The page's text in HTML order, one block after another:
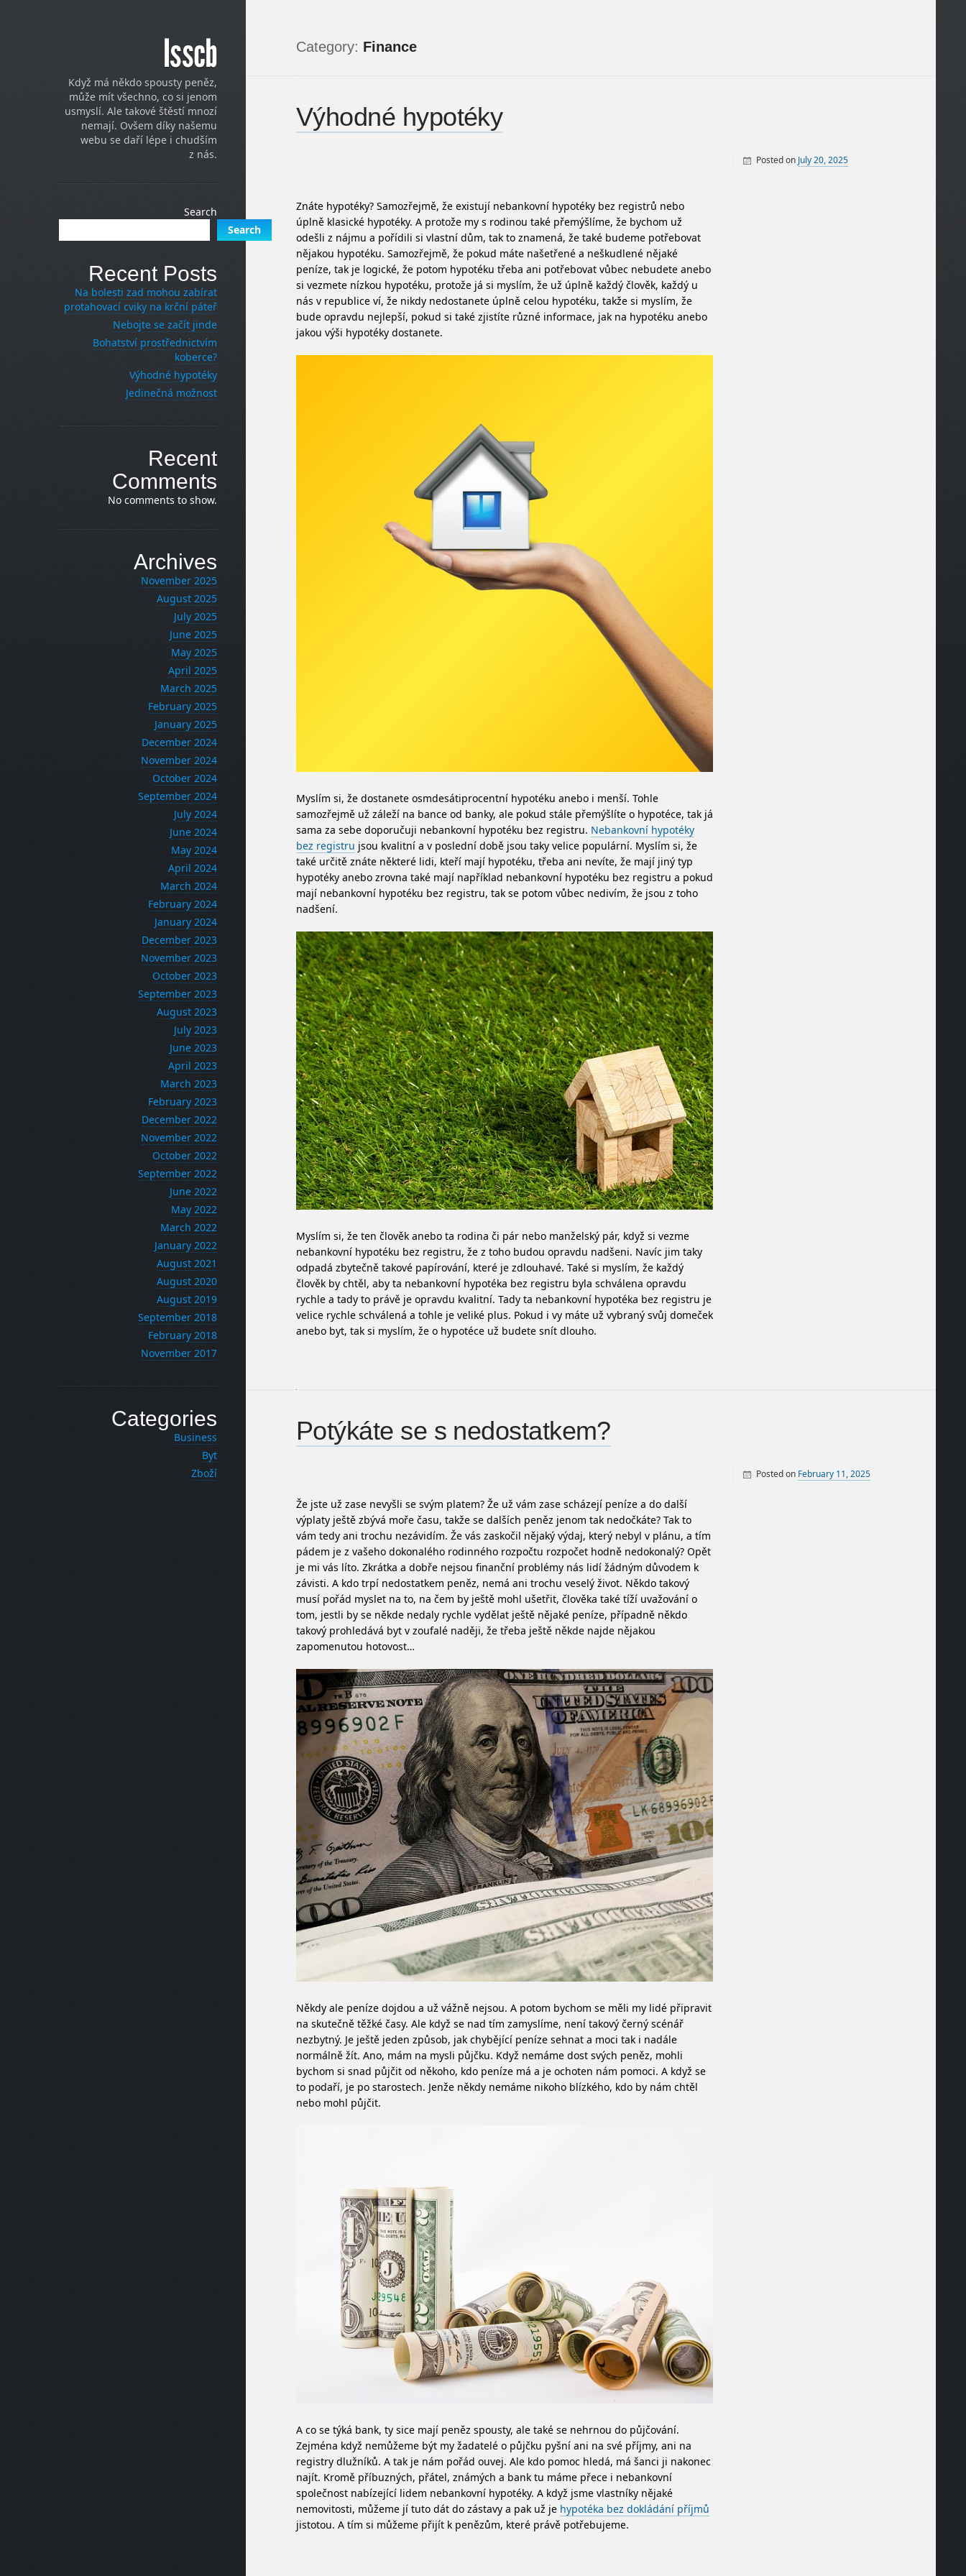
Isscb
Když má někdo spousty peněz,
může mít všechno, co si jenom
usmyslí. Ale takové štěstí mnozí
nemají. Ovšem díky našemu
webu se daří lépe i chudším
z nás.
Category: Finance
Výhodné hypotéky
Znáte hypotéky? Samozřejmě, že existují nebankovní hypotéky bez registrů nebo
úplně klasické hypotéky. A protože my s rodinou také přemýšlíme, že bychom už
odešli z nájmu a pořídili si vlastní dům, tak to znamená, že také budeme potřebovat
nějakou hypotéku. Samozřejmě, že pokud máte našetřené a neškudlené nějaké
peníze, tak je logické, že potom hypotéku třeba ani potřebovat vůbec nebudete anebo
si vezmete nízkou hypotéku, protože já si myslím, že už úplně každý člověk, každý u
nás v republice ví, že nikdy nedostanete úplně celou hypotéku, takže si myslím, že
bude opravdu nejlepší, pokud si také zjistíte různé informace, jak na hypotéku anebo
jakou výši hypotéky dostanete.
Myslím si, že dostanete osmdesátiprocentní hypotéku anebo i menší. Tohle
samozřejmě už záleží na bance od banky, ale pokud stále přemýšlíte o hypotéce, tak já
sama za sebe doporučuji nebankovní hypotéku bez registru. Nebankovní hypotéky
bez registru jsou kvalitní a v poslední době jsou taky velice populární. Myslím si, že
také určitě znáte některé lidi, kteří mají hypotéku, třeba ani nevíte, že mají jiný typ
hypotéky anebo zrovna také mají například nebankovní hypotéku bez registru a pokud
mají nebankovní hypotéku bez registru, tak se potom vůbec nedivím, že jsou z toho
nadšení.
Myslím si, že ten člověk anebo ta rodina či pár nebo manželský pár, když si vezme
nebankovní hypotéku bez registru, že z toho budou opravdu nadšeni. Navíc jim taky
odpadá zbytečně takové papírování, které je zdlouhavé. Také si myslím, že každý
člověk by chtěl, aby ta nebankovní hypotéka bez registru byla schválena opravdu
rychle a tady to právě je opravdu kvalitní. Tady ta nebankovní hypotéka bez registru je
velice rychle schválená a tohle je veliké plus. Pokud i vy máte už vybraný svůj domeček
anebo byt, tak si myslím, že o hypotéce už budete snít dlouho.
Posted on July 20, 2025
Potýkáte se s nedostatkem?
Že jste už zase nevyšli se svým platem? Že už vám zase scházejí peníze a do další
výplaty ještě zbývá moře času, takže se dalších peněz jenom tak nedočkáte? Tak to
vám tedy ani trochu nezávidím. Že vás zaskočil nějaký výdaj, který nebyl v plánu, a tím
pádem je z vašeho dokonalého rodinného rozpočtu rozpočet hodně nedokonalý? Opět
je mi vás líto. Zkrátka a dobře nejsou finanční problémy nás lidí žádným důvodem k
závisti. A kdo trpí nedostatkem peněz, nemá ani trochu veselý život. Někdo takový
musí pořád myslet na to, na čem by ještě mohl ušetřit, člověka také tíží uvažování o
tom, jestli by se někde nedaly rychle vydělat ještě nějaké peníze, případně někdo
takový prohledává byt v zoufalé naději, že třeba ještě někde najde nějakou
zapomenutou hotovost…
Někdy ale peníze dojdou a už vážně nejsou. A potom bychom se měli my lidé připravit
na skutečně těžké časy. Ale když se nad tím zamyslíme, není takový černý scénář
nezbytný. Je ještě jeden způsob, jak chybějící peníze sehnat a moci tak i nadále
normálně žít. Ano, mám na mysli půjčku. Když nemáme dost svých peněz, mohli
bychom si snad půjčit od někoho, kdo peníze má a je ochoten nám pomoci. A když se
to podaří, je po starostech. Jenže někdy nemáme nikoho blízkého, kdo by nám chtěl
nebo mohl půjčit.
A co se týká bank, ty sice mají peněz spousty, ale také se nehrnou do půjčování.
Zejména když nemůžeme být my žadatelé o půjčku pyšní ani na své příjmy, ani na
registry dlužníků. A tak je nám pořád ouvej. Ale kdo pomoc hledá, má šanci ji nakonec
najít. Kromě příbuzných, přátel, známých a bank tu máme přece i nebankovní
společnost nabízející lidem nebankovní hypotéky. A když jsme vlastníky nějaké
nemovitosti, můžeme jí tuto dát do zástavy a pak už je hypotéka bez dokládání příjmů
jistotou. A tím si můžeme přijít k penězům, které právě potřebujeme.
Posted on February 11, 2025
Search
Search
Recent Posts
Na bolesti zad mohou zabírat
protahovací cviky na krční páteř
Nebojte se začít jinde
Bohatství prostřednictvím
koberce?
Výhodné hypotéky
Jedinečná možnost
Recent
Comments
No comments to show.
Archives
November 2025
August 2025
July 2025
June 2025
May 2025
April 2025
March 2025
February 2025
January 2025
December 2024
November 2024
October 2024
September 2024
July 2024
June 2024
May 2024
April 2024
March 2024
February 2024
January 2024
December 2023
November 2023
October 2023
September 2023
August 2023
July 2023
June 2023
April 2023
March 2023
February 2023
December 2022
November 2022
October 2022
September 2022
June 2022
May 2022
March 2022
January 2022
August 2021
August 2020
August 2019
September 2018
February 2018
November 2017
Categories
Business
Byt
Zboží